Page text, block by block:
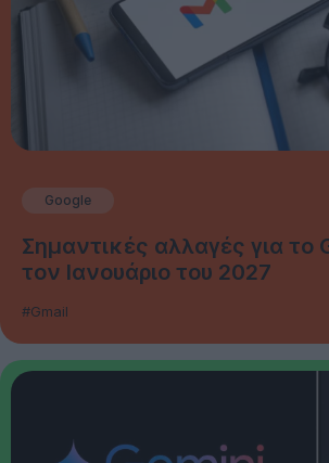
Google
Σημαντικές αλλαγές για το
τον Ιανουάριο του 2027
#Gmail